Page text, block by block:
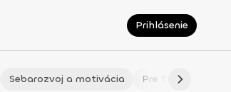
Prihlásenie
Sebarozvoj a motivácia Pre fitmaminky